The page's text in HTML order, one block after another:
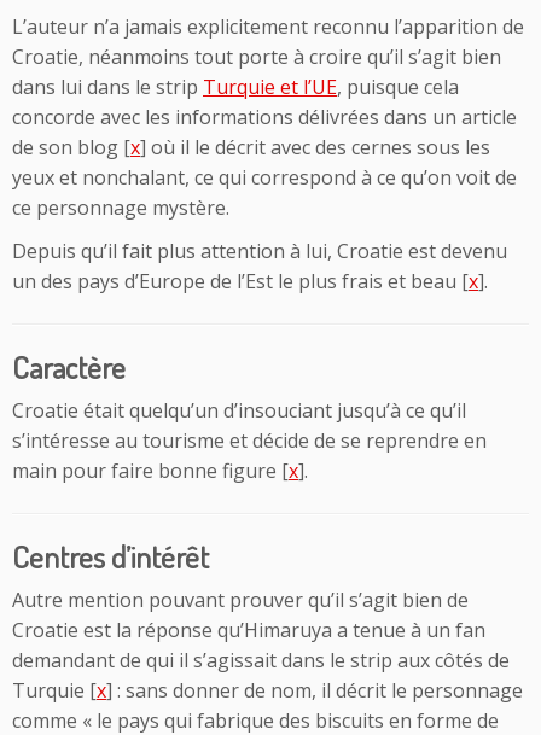
L’auteur n’a jamais explicitement reconnu l’apparition de
Croatie, néanmoins tout porte à croire qu’il s’agit bien
dans lui dans le strip Turquie et l’UE, puisque cela
concorde avec les informations délivrées dans un article
de son blog [x] où il le décrit avec des cernes sous les
yeux et nonchalant, ce qui correspond à ce qu’on voit de
ce personnage mystère.
Depuis qu’il fait plus attention à lui, Croatie est devenu
un des pays d’Europe de l’Est le plus frais et beau [x].
Caractère
Croatie était quelqu’un d’insouciant jusqu’à ce qu’il
s’intéresse au tourisme et décide de se reprendre en
main pour faire bonne figure [x].
Centres d’intérêt
Autre mention pouvant prouver qu’il s’agit bien de
Croatie est la réponse qu’Himaruya a tenue à un fan
demandant de qui il s’agissait dans le strip aux côtés de
Turquie [x] : sans donner de nom, il décrit le personnage
comme « le pays qui fabrique des biscuits en forme de